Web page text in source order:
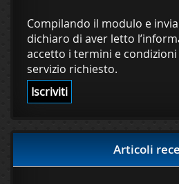
Compilando il modulo e
dichiaro di aver letto
accetto i termini e
servizio richiesto.
Articoli